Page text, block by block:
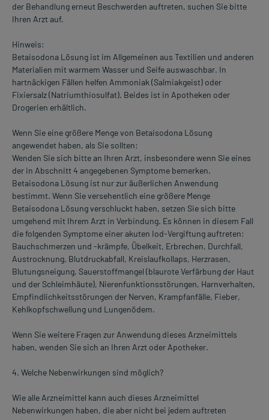
der Behandlung erneut Beschwerden auftreten, suchen Sie bitte
Ihren Arzt auf.
Hinweis:
Betaisodona Lösung ist im Allgemeinen aus Textilien und anderen
Materialien mit warmem Wasser und Seife auswaschbar. In
hartnäckigen Fällen helfen Ammoniak (Salmiakgeist) oder
Fixiersalz (Natriumthiosulfat). Beides ist in Apotheken oder
Drogerien erhältlich.
Wenn Sie eine größere Menge von Betaisodona Lösung
angewendet haben, als Sie sollten:
Wenden Sie sich bitte an Ihren Arzt, insbesondere wenn Sie eines
der in Abschnitt 4 angegebenen Symptome bemerken.
Betaisodona Lösung ist nur zur äußerlichen Anwendung
bestimmt. Wenn Sie versehentlich eine größere Menge
Betaisodona Lösung verschluckt haben, setzen Sie sich bitte
umgehend mit Ihrem Arzt in Verbindung. Es können in diesem Fall
die folgenden Symptome einer akuten Iod-Vergiftung auftreten:
Bauchschmerzen und -krämpfe, Übelkeit, Erbrechen, Durchfall,
Austrocknung, Blutdruckabfall, Kreislaufkollaps, Herzrasen,
Blutungsneigung, Sauerstoffmangel (blaurote Verfärbung der Haut
und der Schleimhäute), Nierenfunktionsstörungen, Harnverhalten,
Empfindlichkeitsstörungen der Nerven, Krampfanfälle, Fieber,
Kehlkopfschwellung und Lungenödem.
Wenn Sie weitere Fragen zur Anwendung dieses Arzneimittels
haben, wenden Sie sich an Ihren Arzt oder Apotheker.
4. Welche Nebenwirkungen sind möglich?
Wie alle Arzneimittel kann auch dieses Arzneimittel
Nebenwirkungen haben, die aber nicht bei jedem auftreten